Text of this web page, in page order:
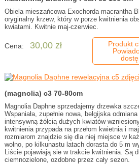
Obiela mieszańcowa Exochorda macrantha
oryginalny krzew, który w porze kwitnienia
kwiatami. Kwitnie maj-czerwiec.
Cena: 30,00 zł
Produkt
(magnolia) c3 70-80cm
Magnolia Daphne sprzedajemy drzewka
Wspaniała, zupełnie nowa, belgijska
intensywną żółcią dużych kwiatów
kwitnienia przypada na przełom kwietnia i
rozmiarom znajdzie się dla niej miejsce w
wolno, po kilkunastu latach dorasta do 5 m
Liście pojawiają sie w trakcie kwitnienia. Są
ciemnozielone, ozdobne przez cały sezon.